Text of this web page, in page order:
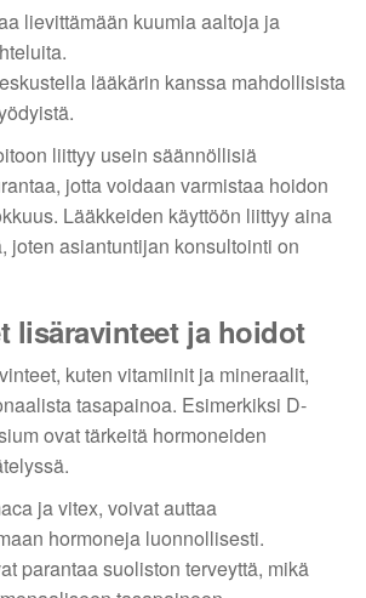
lievittämään kuumia aaltoja ja
lääkärin kanssa mahdollisista
liittyy usein säännöllisiä
jotta voidaan varmistaa hoidon
Lääkkeiden käyttöön liittyy aina
joten asiantuntijan konsultointi on
lisäravinteet ja hoidot
kuten vitamiinit ja mineraalit,
tasapainoa. Esimerkiksi D-
ovat tärkeitä hormoneiden
ja vitex, voivat auttaa
hormoneja luonnollisesti.
parantaa suoliston terveyttä, mikä